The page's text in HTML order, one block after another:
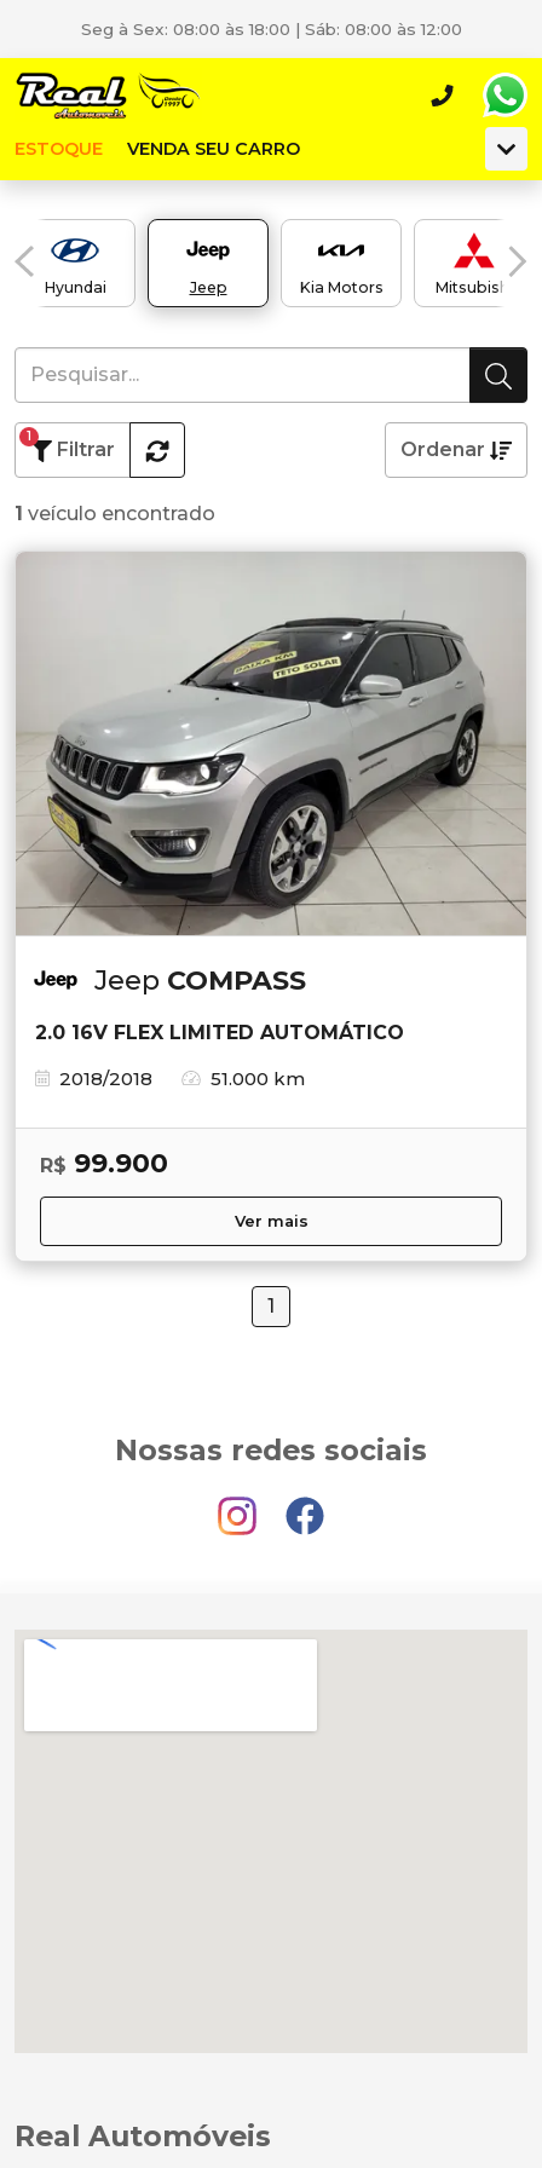
Seg à Sex: 08:00 às 18:00 | Sáb: 08:00 às 12:00
ESTOQUE VENDA SEU CARRO
Hyundai Jeep Kia Motors Mitsubishi
Filtrar
1
Ordenar
1 veículo encontrado
Jeep COMPASS
2.0 16V FLEX LIMITED AUTOMÁTICO
2018/2018
51.000 km
R$ 99.900
Ver mais
1
Nossas redes sociais
Real Automóveis